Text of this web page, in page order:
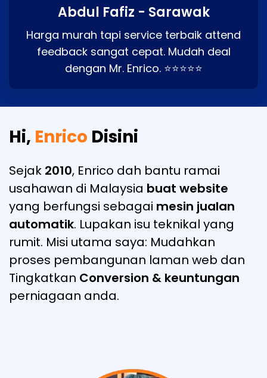
Abdul Fafiz - Sarawak
Harga murah tapi service terbaik attend
feedback sangat cepat. Mudah deal
dengan Mr. Enrico. ⭐⭐⭐⭐⭐
Hi, Enrico Disini
Sejak 2010, Enrico dah bantu ramai
usahawan di Malaysia buat website
yang berfungsi sebagai mesin jualan
automatik. Lupakan isu teknikal yang
rumit. Misi utama saya: Mudahkan
proses pembangunan laman web dan
Tingkatkan Conversion & keuntungan
perniagaan anda.